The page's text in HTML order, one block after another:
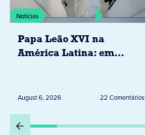
Notícias
Papa Leão XVI na
América Latina: em
Peru
August 6, 2026 22 Comentários